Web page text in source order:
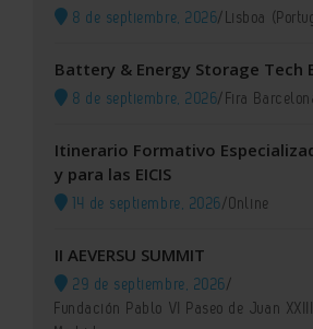
8 de septiembre, 2026/Lisboa
Battery & Energy Storage Tech
8 de septiembre, 2026/Fira
Itinerario Formativo
y para las EICIS
14 de septiembre, 2026/Online
II AEVERSU SUMMIT
29 de septiembre, 2026/
Fundación Pablo VI Paseo de Juan